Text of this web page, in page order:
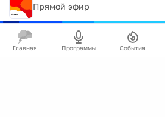
Прямой эфир
Главная Программы События